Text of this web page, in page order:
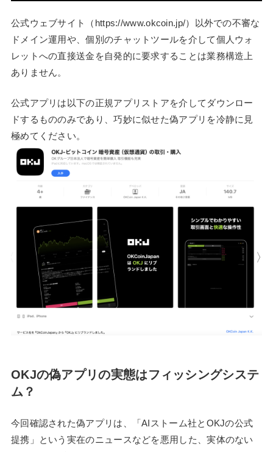
公式ウェブサイト（https://www.okcoin.jp/）以外での不審な
ドメイン運用や、個別のチャットツールを介して個人ウォ
レットへの直接送金を自発的に要求することは業務構造上
ありません。
公式アプリは以下の正規アプリストアを介してダウンロー
ドするもののみであり、巧妙に似せた偽アプリを冷静に見
極めてください。
OKJの偽アプリの実態はフィッシングシステ
ム？
今回確認された偽アプリは、「AIストーム社とOKJの公式
提携」という実在のニュースなどを悪用した、実体のない